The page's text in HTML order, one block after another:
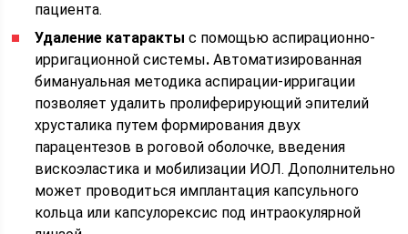
пациента.
Удаление катаракты с помощью аспирационно-
ирригационной системы.Автоматизированная
бимануальная методика аспирации-ирригации
позволяет удалить пролиферирующий эпителий
хрусталика путем формирования двух
парацентезов в роговой оболочке, введения
вискоэластика и мобилизации ИОЛ. Дополнительно
может проводиться имплантация капсульного
кольца или капсулорексис под интраокулярной